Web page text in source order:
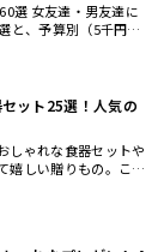
選 女友達・男友達に
と、予算別（5千円～
23選の計60選をご紹
ット25選！人気の
しゃれな食器セットや
嬉しい贈りもの。ここ